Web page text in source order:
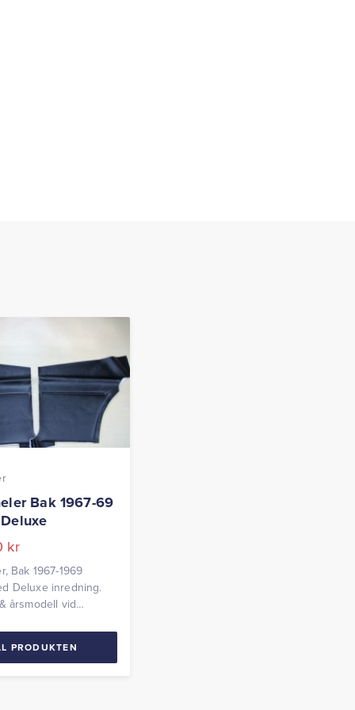
Bak 1967-69
kr
Bak 1967-1969
Deluxe inredning.
årsmodell vid
PRODUKTEN